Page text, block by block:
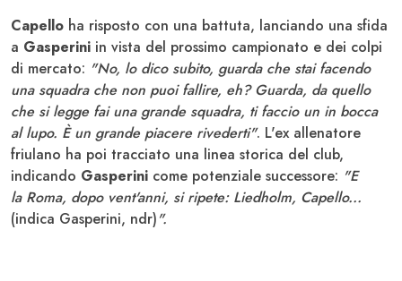
Capello ha risposto con una battuta, lanciando una sfida
a Gasperini in vista del prossimo campionato e dei colpi
di mercato: "No, lo dico subito, guarda che stai facendo
una squadra che non puoi fallire, eh? Guarda, da quello
che si legge fai una grande squadra, ti faccio un in bocca
al lupo. È un grande piacere rivederti". L'ex allenatore
friulano ha poi tracciato una linea storica del club,
indicando Gasperini come potenziale successore: "E
la Roma, dopo vent'anni, si ripete: Liedholm, Capello...
(indica Gasperini, ndr)".